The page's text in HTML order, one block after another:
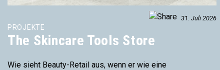
31. Juli 2026
PROJEKTE
The Skincare Tools Store
Wie sieht Beauty-Retail aus, wenn er wie eine